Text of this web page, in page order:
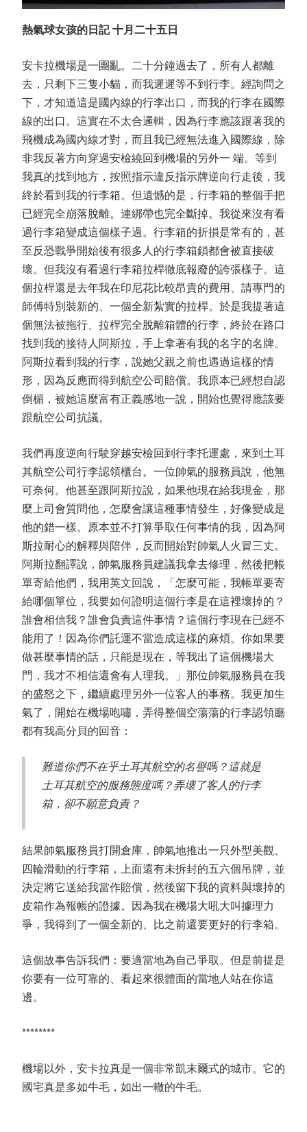
熱氣球女孩的日記 十月二十五日
安卡拉機場是一團亂。二十分鐘過去了，所有人都離
去，只剩下三隻小貓，而我遲遲等不到行李。經詢問之
下，才知道這是國內線的行李出口，而我的行李在國際
線的出口。這實在不太合邏輯，因為行李應該跟著我的
飛機成為國內線才對，而且我已經無法進入國際線，除
非我反著方向穿過安檢繞回到機場的另外一 端。等到
我真的找到地方，按照指示違反指示牌逆向行走後，我
終於看到我的行李箱。但遺憾的是，行李箱的整個手把
已經完全崩落脫離。連綁帶也完全斷掉。我從來沒有看
過行李箱變成這個樣子過。行李箱的折損是常有的，甚
至反恐戰爭開始後有很多人的行李箱鎖都會被直接破
壞。但我沒有看過行李箱拉桿徹底報廢的誇張樣子。這
個拉桿還是去年我在印尼花比較昂貴的費用、請專門的
師傅特別裝新的、一個全新紮實的拉桿。於是我提著這
個無法被拖行、拉桿完全脫離箱體的行李，終於在路口
找到我的接待人阿斯拉，手上拿著有我的名字的名牌。
阿斯拉看到我的行李，說她父親之前也遇過這樣的情
形，因為反應而得到航空公司賠償。我原本已經想自認
倒楣，被她這麼富有正義感地一說，開始也覺得應該要
跟航空公司抗議。
我們再度逆向行駛穿越安檢回到行李托運處，來到土耳
其航空公司行李認領櫃台。一位帥氣的服務員說，他無
可奈何。他甚至跟阿斯拉說，如果他現在給我現金，那
麼上司會質問他，怎麼會讓這種事情發生，好像變成是
他的錯一樣。原本並不打算爭取任何事情的我，因為阿
斯拉耐心的解釋與陪伴，反而開始對帥氣人火冒三丈。
阿斯拉翻譯說，帥氣服務員建議我拿去修理，然後把帳
單寄給他們，我用英文回說，「怎麼可能，我帳單要寄
給哪個單位，我要如何證明這個行李是在這裡壞掉的？
誰會相信我？誰會負責這件事情？這個行李現在已經不
能用了！因為你們託運不當造成這樣的麻煩。你如果要
做甚麼事情的話，只能是現在，等我出了這個機場大
門，我才不相信還會有人理我。」那位帥氣服務員在我
的盛怒之下，繼續處理另外一位客人的事務。我更加生
氣了，開始在機場咆嘯，弄得整個空蕩蕩的行李認領廳
都有我高分貝的回音：
難道你們不在乎土耳其航空的名譽嗎？這就是
土耳其航空的服務態度嗎？弄壞了客人的行李
箱，卻不願意負責？
結果帥氣服務員打開倉庫，帥氣地推出一只外型美觀、
四輪滑動的行李箱，上面還有未拆封的五六個吊牌，並
決定將它送給我當作賠償，然後留下我的資料與壞掉的
皮箱作為報帳的證據。因為我在機場大吼大叫據理力
爭，我得到了一個全新的、比之前還要更好的行李箱。
這個故事告訴我們：要適當地為自己爭取。但是前提是
你要有一位可靠的、看起來很體面的當地人站在你這
邊。
********
機場以外，安卡拉真是一個非常凱末爾式的城市。它的
國宅真是多如牛毛，如出一轍的牛毛。